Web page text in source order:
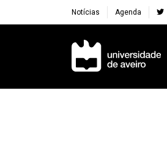
Notícias Agenda
Navegação Principal